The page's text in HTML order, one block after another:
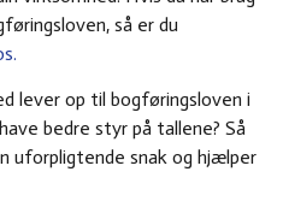
så er du
lever op til bogføringsloven i
bedre styr på tallene? Så
uforpligtende snak og hjælper